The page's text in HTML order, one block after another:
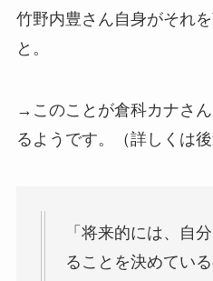
竹野内豊さん自身がそれ
と。
→このことが倉科カナさ
るようです。（詳しくは後
「将来的には、自
ることを決めてい